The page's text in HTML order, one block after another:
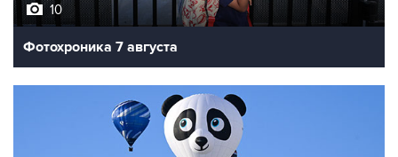
10
Фотохроника 7 августа